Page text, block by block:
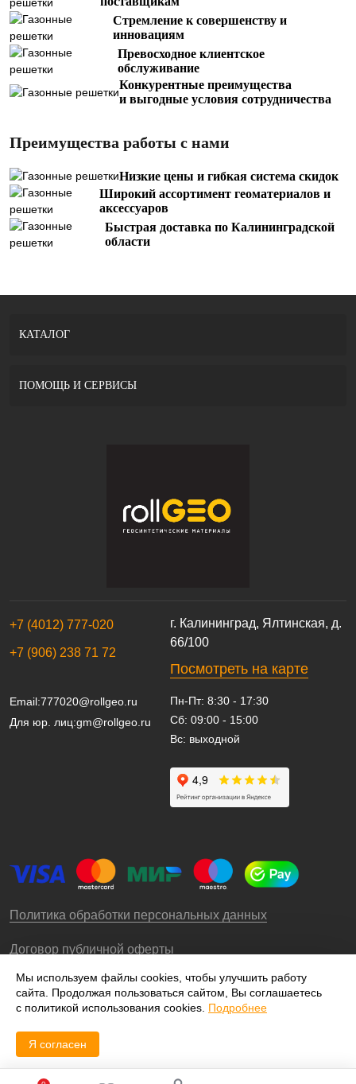
Стремление к совершенству и
инновациям
Превосходное клиентское
обслуживание
Конкурентные преимущества
и выгодные условия сотрудничества
Преимущества работы с нами
Низкие цены и гибкая система скидок
Широкий ассортимент геоматериалов и
аксессуаров
Быстрая доставка по Калининградской
области
г. Калининград, Ялтинская, д.
66/100
Посмотреть на карте
+7 (4012) 777-020
+7 (906) 238 71 72
Email:777020@rollgeo.ru
Для юр. лиц:gm@rollgeo.ru
Пн-Пт: 8:30 - 17:30
Сб: 09:00 - 15:00
Вс: выходной
Политика обработки персональных данных
Договор публичной оферты
КАТАЛОГ
ПОМОЩЬ И СЕРВИСЫ
© 2009-2026 – ООО «Роллгео»
Мы используем файлы cookies, чтобы улучшить работу
сайта. Продолжая пользоваться сайтом, Вы соглашаетесь
с политикой использования cookies. Подробнее
Я согласен